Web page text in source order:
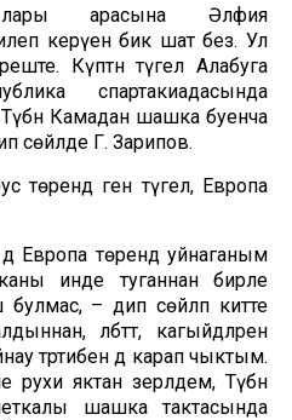
арасына Әлфия
керүенә бик шат без. Ул
Күптән түгел Алабуга
спартакиадасында
Камадан шашка буенча
сөйләде Г. Зарипов.
генә түгел, Европа
Европа төрендә уйнаганым
инде туганнан бирле
– дип сөйләп китте
әлбәттә, кагыйдәләрен
тәртибен дә карап чыктым.
яктан әзерләдем, Түбән
шашка тактасында